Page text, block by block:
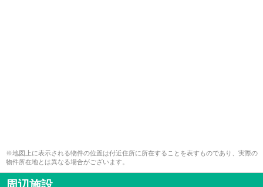
※地図上に表示される物件の位置は付近住所に所在することを表すものであり、実際の
物件所在地とは異なる場合がございます。